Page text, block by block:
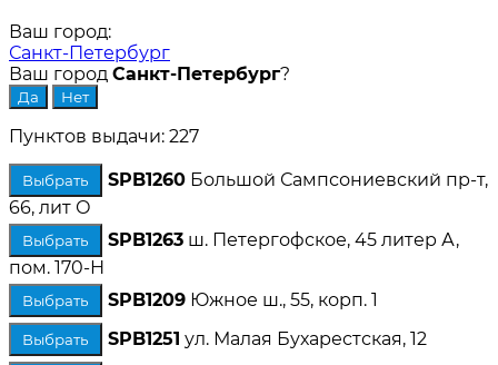
Ваш город:
Санкт-Петербург
Ваш город Санкт-Петербург?
Пунктов выдачи: 227
Выбрать SPB1260 Большой Сампсониевский пр-т,
66, лит О
Выбрать SPB1263 ш. Петергофское, 45 литер А,
пом. 170-Н
Выбрать SPB1209 Южное ш., 55, корп. 1
Выбрать SPB1251 ул. Малая Бухарестская, 12